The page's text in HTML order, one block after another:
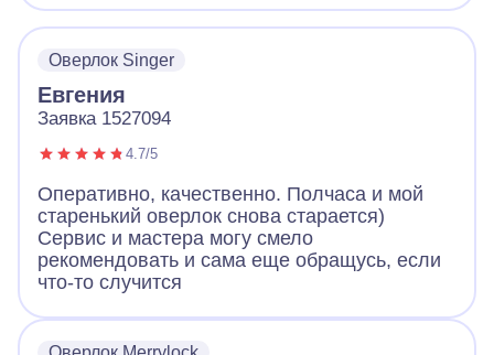
Оверлок Singer
Евгения
Заявка 1527094
4.7/5
Оперативно, качественно. Полчаса и мой
старенький оверлок снова старается)
Сервис и мастера могу смело
рекомендовать и сама еще обращусь, если
что-то случится